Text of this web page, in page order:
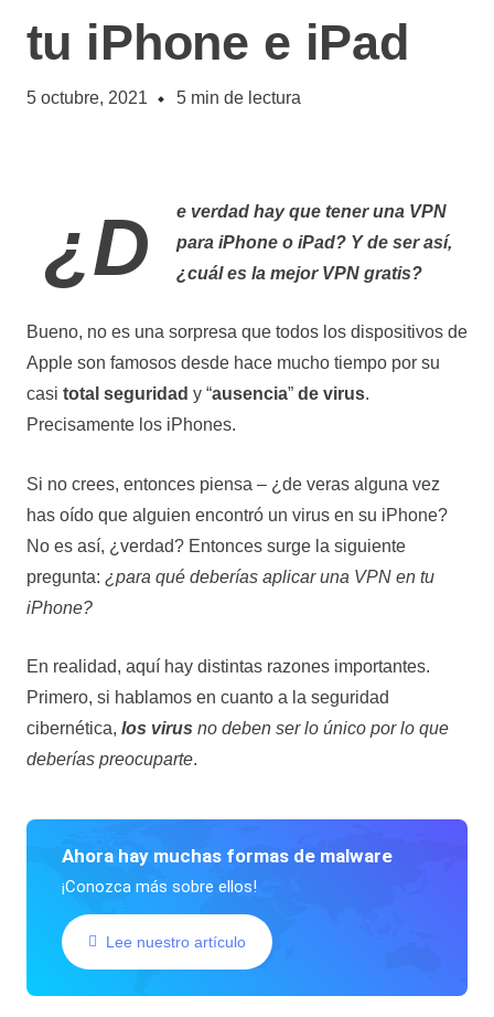
tu iPhone e iPad
5 octubre, 2021 5 min de lectura
¿De verdad hay que tener una VPN
para iPhone o iPad? Y de ser así,
¿cuál es la mejor VPN gratis?
Bueno, no es una sorpresa que todos los dispositivos de
Apple son famosos desde hace mucho tiempo por su
casi total seguridad y “ausencia” de virus.
Precisamente los iPhones.
Si no crees, entonces piensa – ¿de veras alguna vez
has oído que alguien encontró un virus en su iPhone?
No es así, ¿verdad? Entonces surge la siguiente
pregunta: ¿para qué deberías aplicar una VPN en tu
iPhone?
En realidad, aquí hay distintas razones importantes.
Primero, si hablamos en cuanto a la seguridad
cibernética, los virus no deben ser lo único por lo que
deberías preocuparte.
Ahora hay muchas formas de malware
¡Conozca más sobre ellos!
Lee nuestro artículo